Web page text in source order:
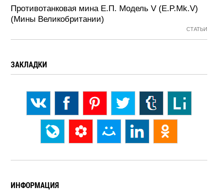
Противотанковая мина Е.П. Модель V (E.P.Mk.V)
(Мины Великобритании)
СТАТЬИ
ЗАКЛАДКИ
ИНФОРМАЦИЯ